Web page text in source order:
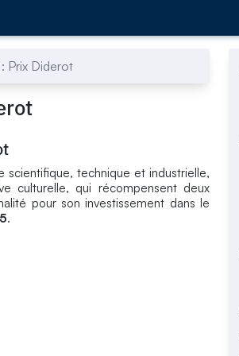
Prix Diderot
technique et industrielle,
culturelle, qui récompensent deux
pour son investissement dans le
.